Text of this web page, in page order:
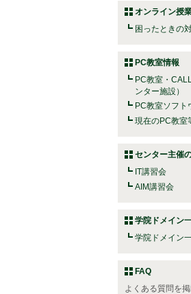
オンライン授
困ったときの
PC教室情報
PC教室・
ンター施設）
PC教室ソフト
現在のPC教室
センター主催
IT講習会
AIM講習会
学院ドメイン
学院ドメイン
FAQ
よくある質問を